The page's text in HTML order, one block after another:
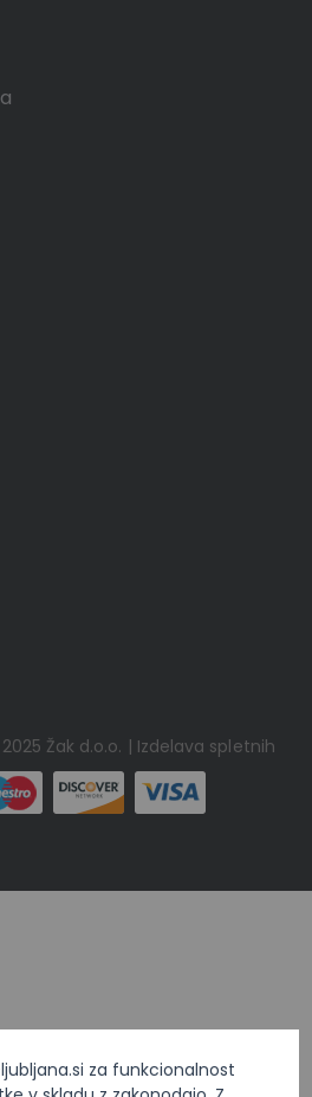
za funkcionalnost
Žak d.o.o. | Izdelava spletnih